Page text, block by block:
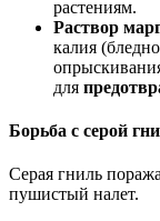
растениям.
Раствор
калия
для
Борьба с серой
Серая гниль
пушистый налет.